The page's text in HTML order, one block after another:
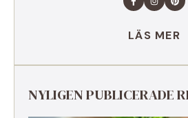
LÄS MER
NYLIGEN PUBLICERADE